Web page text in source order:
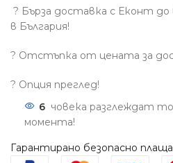
? Бърза доставка с Еконт до
в България!
? Отстъпка от цената за
? Опция преглед!
6 човека разглеждат
момента!
Гарантирано безопасно